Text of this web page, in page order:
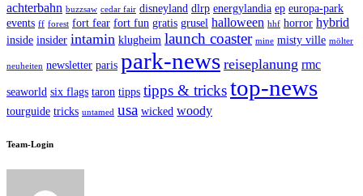
achterbahn buzzsaw cedar fair disneyland dlrp energylandia ep europa-park
events ff forest fort fear fort fun gratis grusel halloween hhf horror hybrid
inside insider intamin klugheim launch coaster mine misty ville mölter
neuheiten newsletter paris park-news reiseplanung rmc
seaworld six flags taron tipps tipps & trickstop-news
tourguide tricks untamed usa wicked woody
Team-Login